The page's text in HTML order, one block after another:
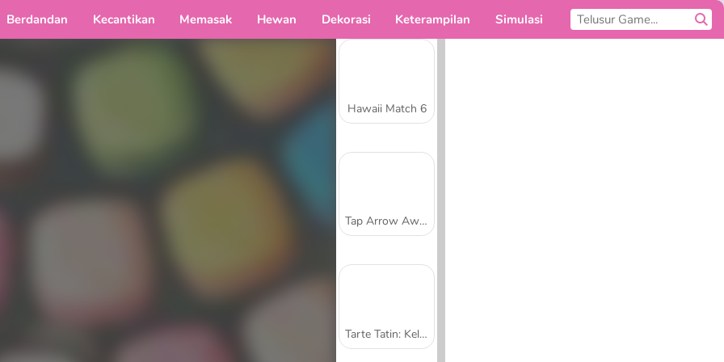
Berdandan Kecantikan Memasak Hewan Dekorasi Keterampilan Simulasi
Hawaii Match 6
Tap Arrow Away
Tarte Tatin: Kelas Memasak Sara